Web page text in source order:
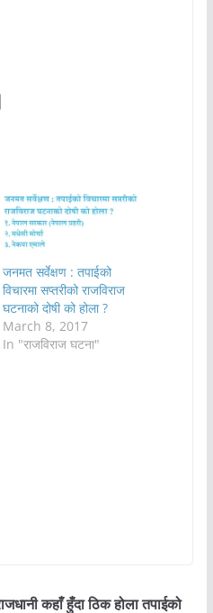
जनमत सर्वेक्षण : तपाईको
विचारमा सप्तरीको राजविराज
घटनाको दोषी को होला ?
March 8, 2017
In "राजविराज घटना"
कहाँ हुँदा ठिक होला तपाईको